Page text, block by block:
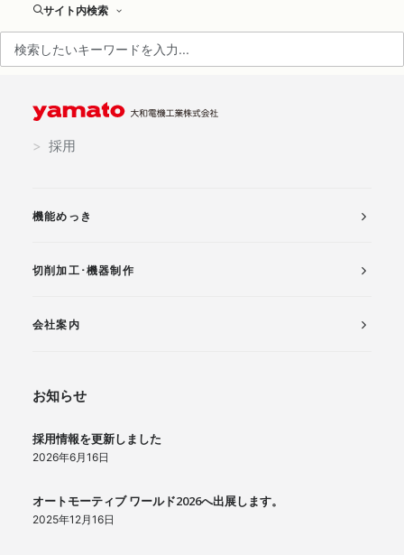
サイト内検索
……
> 採用
機能めっき
切削加工･機器制作
会社案内
お知らせ
採用情報を更新しました
2026年6月16日
オートモーティブ ワールド2026へ出展します。
2025年12月16日